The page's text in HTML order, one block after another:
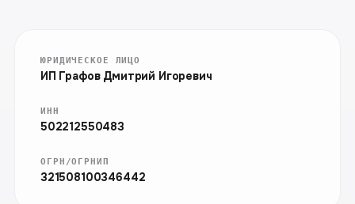
ЮРИДИЧЕСКОЕ ЛИЦО
ИП Графов Дмитрий Игоревич
ИНН
502212550483
ОГРН/ОГРНИП
321508100346442